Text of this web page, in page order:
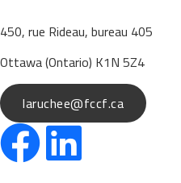
450, rue Rideau, bureau 405
Ottawa (Ontario) K1N 5Z4
laruchee@fccf.ca